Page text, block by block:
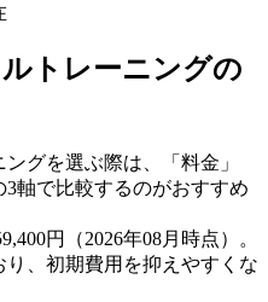
トレーニングの
グを選ぶ際は、「料金」
3軸で比較するのがおすすめ
円（2026年08月時点）。
、初期費用を抑えやすくな